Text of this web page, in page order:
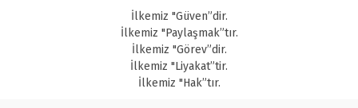
İlkemiz "Güven”dir.
İlkemiz "Paylaşmak”tır.
İlkemiz "Görev”dir.
İlkemiz "Liyakat”tir.
İlkemiz "Hak”tır.